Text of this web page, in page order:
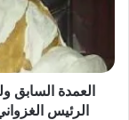
العمدة السابق
الرئيس